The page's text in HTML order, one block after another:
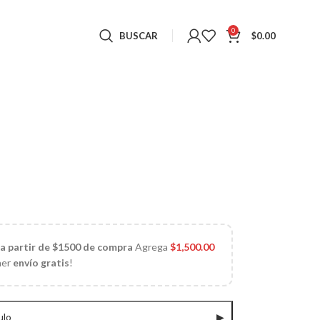
BUSCAR 0 $0.00
partir de $1500 de compra Agrega$1,500.00
envío gratis!
▶